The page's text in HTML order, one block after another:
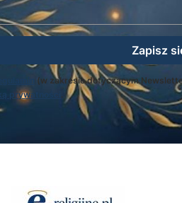
Zapisz
(w zakresie dotyczącym
prywatności